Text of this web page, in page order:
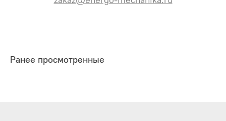
Ранее просмотренные